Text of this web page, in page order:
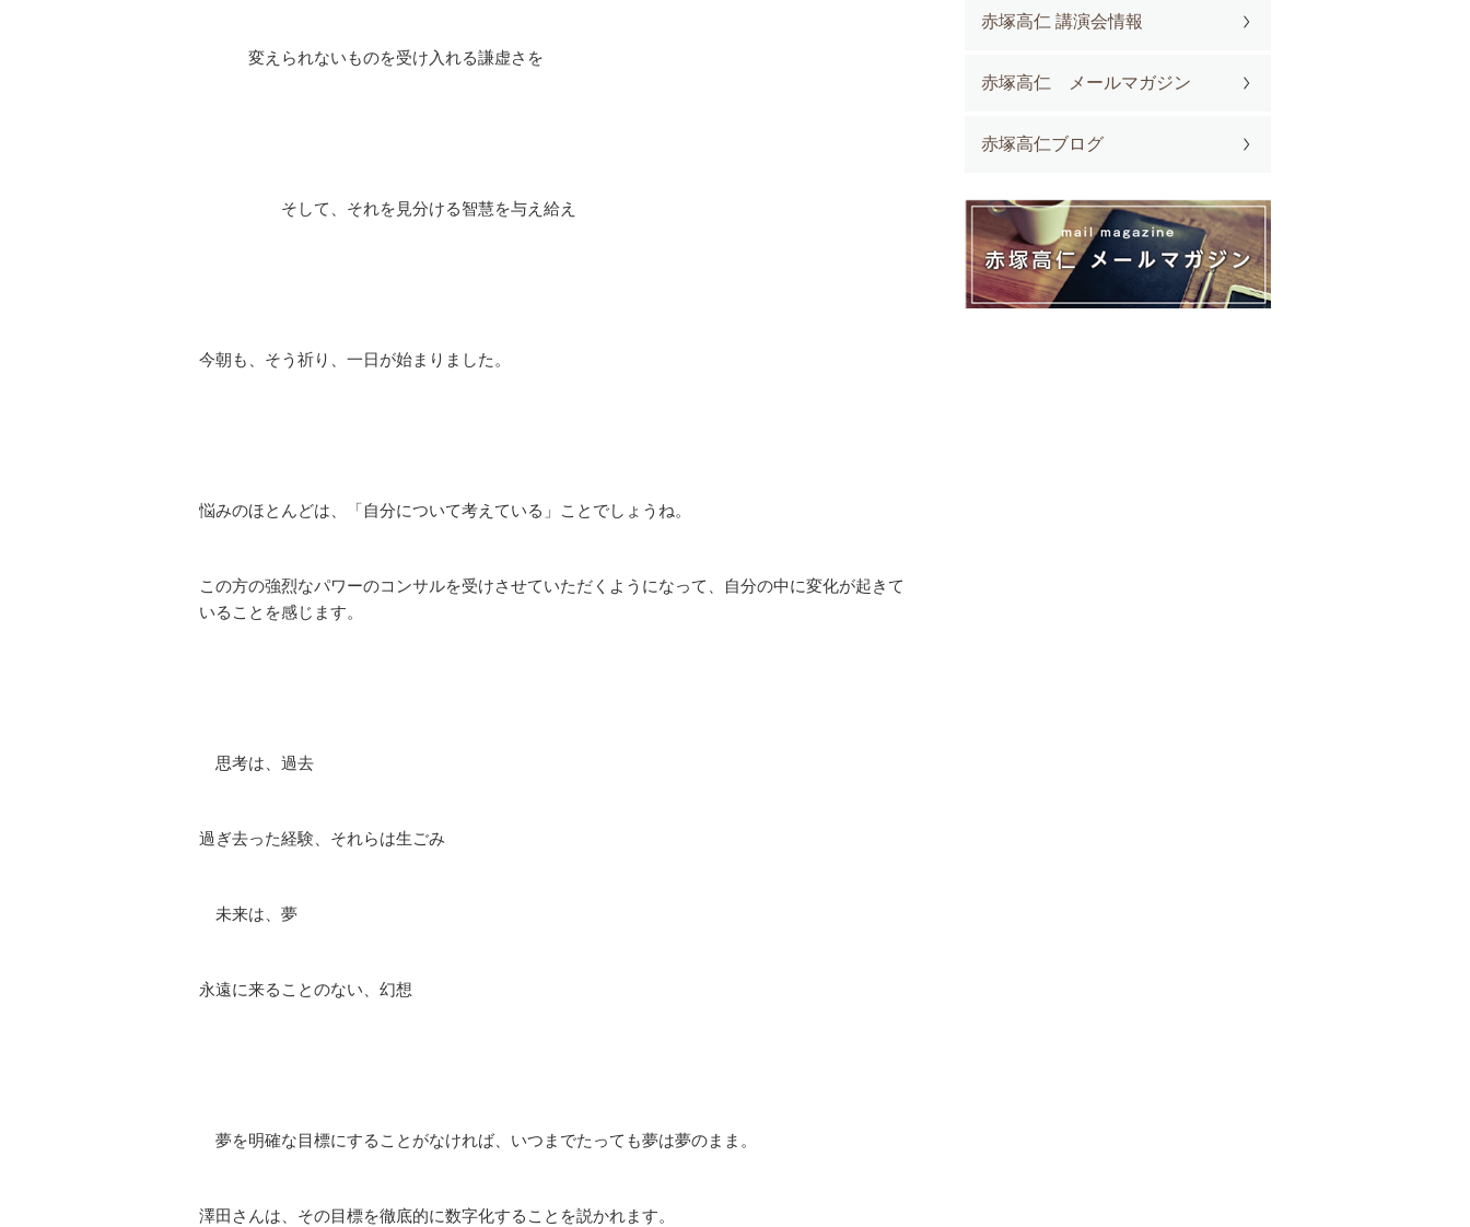
変えられないものを受け入れる謙虚さを
そして、それを見分ける智慧を与え給え
今朝も、そう祈り、一日が始まりました。
悩みのほとんどは、「自分について考えている」ことでしょうね。
この方の強烈なパワーのコンサルを受けさせていただくようになって、自分の中に変化が起きて
いることを感じます。
思考は、過去
過ぎ去った経験、それらは生ごみ
未来は、夢
永遠に来ることのない、幻想
夢を明確な目標にすることがなければ、いつまでたっても夢は夢のまま。
澤田さんは、その目標を徹底的に数字化することを説かれます。
赤塚高仁 講演会情報
赤塚高仁 メールマガジン
赤塚高仁ブログ